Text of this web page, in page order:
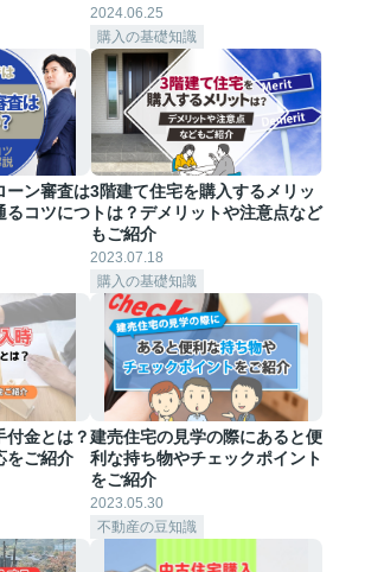
2024.06.25
購入の基礎知識
ーン審査は
るコツにつ
3階建て住宅を購入するメリッ
トは？デメリットや注意点など
もご紹介
2023.07.18
購入の基礎知識
付金とは？
をご紹介
建売住宅の見学の際にあると便
利な持ち物やチェックポイント
をご紹介
2023.05.30
不動産の豆知識